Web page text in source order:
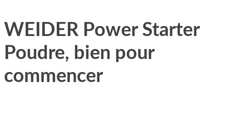
WEIDER Power Starter
Poudre, bien pour
commencer